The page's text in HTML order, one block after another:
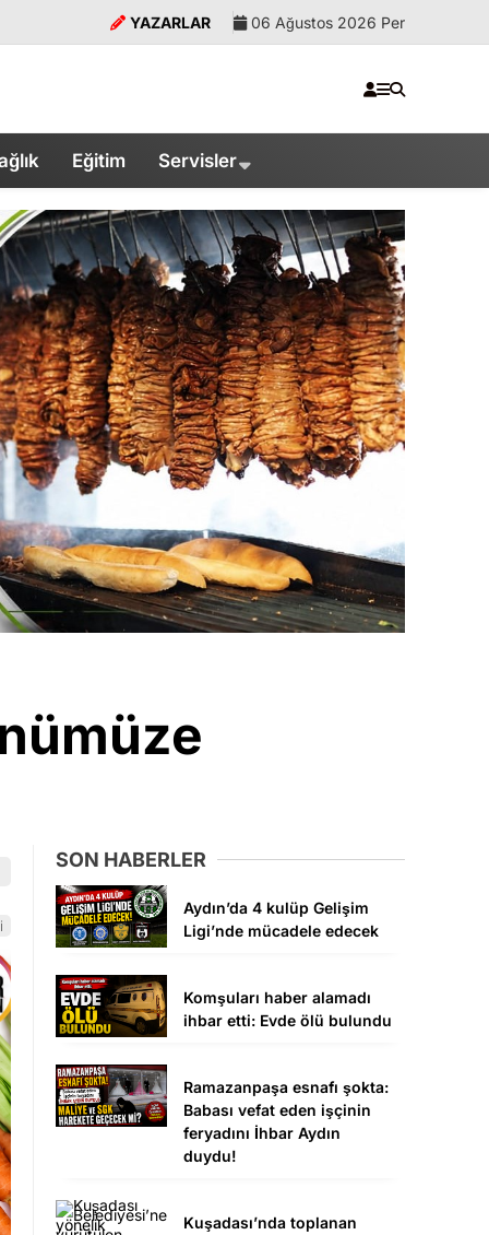
YAZARLAR 06 Ağustos 2026 Per
Eğitim Servisler
SON HABERLER
Aydın’da 4 kulüp Gelişim
Ligi’nde mücadele edecek
Komşuları haber alamadı
ihbar etti: Evde ölü bulundu
Ramazanpaşa esnafı şokta:
Babası vefat eden işçinin
feryadını İhbar Aydın
duydu!
Kuşadası’nda toplanan